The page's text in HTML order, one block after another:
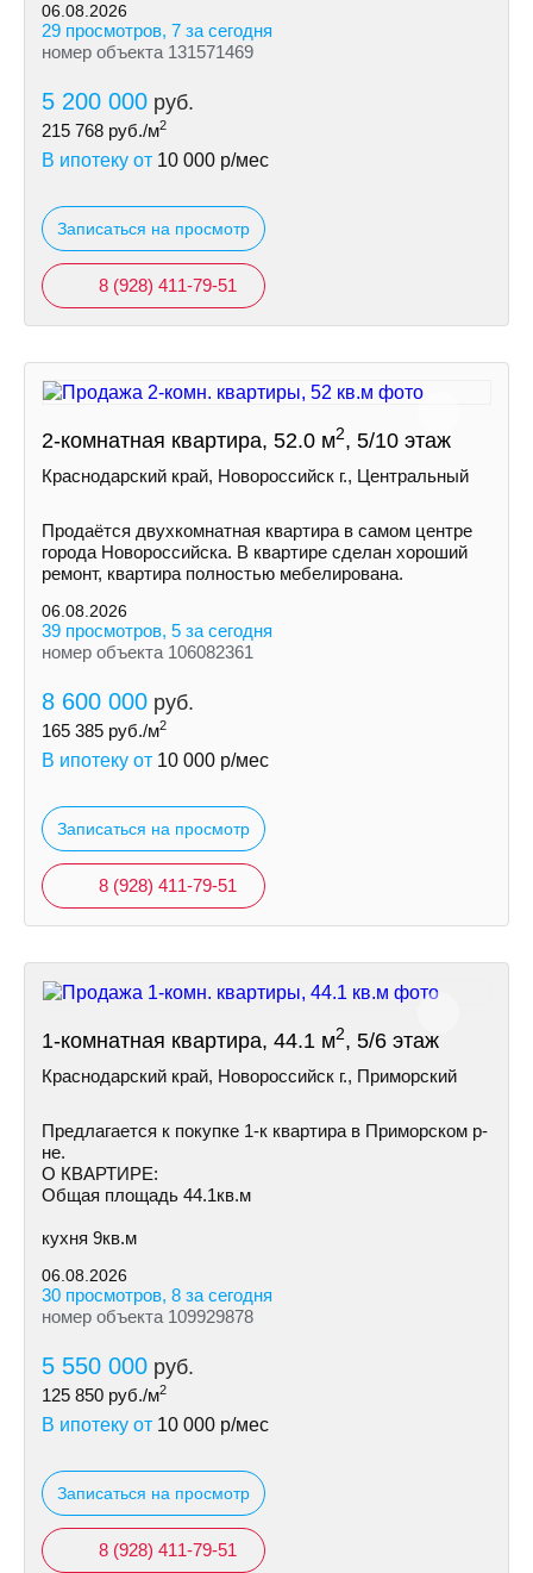
06.08.2026
29 просмотров, 7 за сегодня
номер объекта 131571469
5 200 000 руб.
215 768 руб./м2
В ипотеку от 10 000 р/мес
Записаться на просмотр
8 (928) 411-79-51
2-комнатная квартира, 52.0 м2, 5/10 этаж
Краснодарский край, Новороссийск г., Центральный
Продаётся двухкомнатная квартира в самом центре
города Новороссийска. В квартире сделан хороший
ремонт, квартира полностью мебелирована.
06.08.2026
39 просмотров, 5 за сегодня
номер объекта 106082361
8 600 000 руб.
165 385 руб./м2
В ипотеку от 10 000 р/мес
Записаться на просмотр
8 (928) 411-79-51
1-комнатная квартира, 44.1 м2, 5/6 этаж
Краснодарский край, Новороссийск г., Приморский
Предлагается к покупке 1-к квартира в Приморском р-
не.
О КВАРТИРЕ:
Общая площадь 44.1кв.м
кухня 9кв.м
06.08.2026
30 просмотров, 8 за сегодня
номер объекта 109929878
5 550 000 руб.
125 850 руб./м2
В ипотеку от 10 000 р/мес
Записаться на просмотр
8 (928) 411-79-51